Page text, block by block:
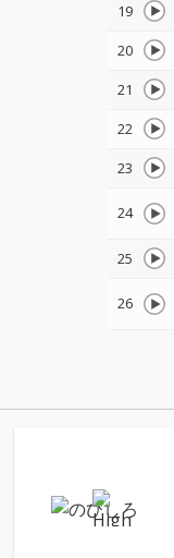
19
20
21
22
23
24
25
26